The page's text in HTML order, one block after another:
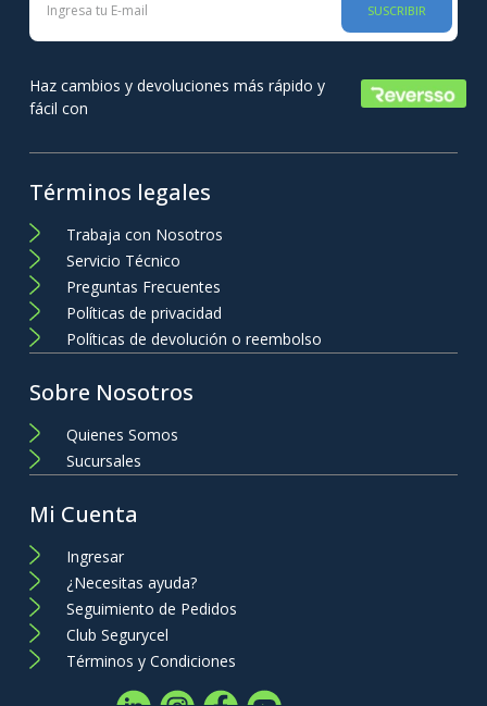
SUSCRIBIR
Haz cambios y devoluciones más rápido y
fácil con
Términos legales
Trabaja con Nosotros
Servicio Técnico
Preguntas Frecuentes
Políticas de privacidad
Políticas de devolución o reembolso
Sobre Nosotros
Quienes Somos
Sucursales
Mi Cuenta
Ingresar
¿Necesitas ayuda?
Seguimiento de Pedidos
Club Segurycel
Términos y Condiciones